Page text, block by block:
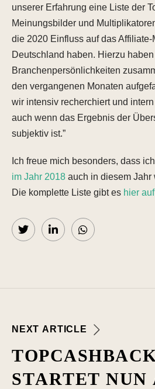
unserer Erfahrung eine Liste der
Meinungsbilder und
die 2020 Einfluss auf das Affiliate-
Deutschland haben. Hierzu
Branchenpersönlichkeiten
den vergangenen Monaten
wir intensiv recherchiert und
auch wenn das Ergebnis der
subjektiv ist.”
Ich freue mich besonders, dass
im Jahr 2018 auch in diesem Jahr
Die komplette Liste gibt es hier
N EXT A RT IC L E
TOPCASHBAC
STARTET NUN